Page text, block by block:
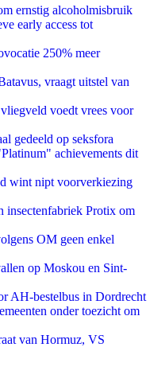
ernstig alcoholmisbruik
early access tot
250% meer
vraagt uitstel van
voedt vrees voor
gedeeld op seksfora
achievements dit
wint nipt voorverkiezing
insectenfabriek Protix om
OM geen enkel
op Moskou en Sint-
AH-bestelbus in Dordrecht
onder toezicht om
van Hormuz, VS